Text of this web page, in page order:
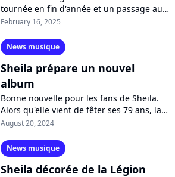
tournée en fin d'année et un passage au
Dôme de Paris, l'artiste dévoile "A
February 16, 2025
News musique
Sheila prépare un nouvel
album
Bonne nouvelle pour les fans de Sheila.
Alors qu'elle vient de fêter ses 79 ans, la
chanteuse confirme qu'elle est repartie
August 20, 2024
News musique
Sheila décorée de la Légion